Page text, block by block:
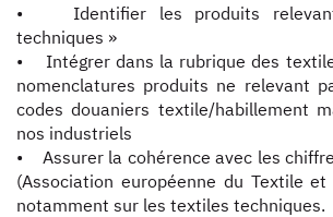
• Identifier les produits
techniques »
• Intégrer dans la rubrique des
nomenclatures produits ne relevant
codes douaniers textile/habillement
nos industriels
• Assurer la cohérence avec les
(Association européenne du Textile et
notamment sur les textiles techniques.